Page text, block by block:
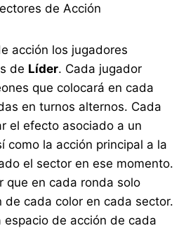
de Acción
acción los jugadores
de Líder. Cada jugador
que colocará en cada
en turnos alternos. Cada
el efecto asociado a un
como la acción principal a la
el sector en ese momento.
que en cada ronda solo
de cada color en cada sector.
espacio de acción de cada